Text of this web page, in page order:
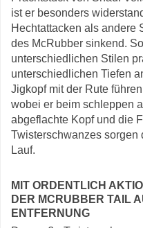
ist er besonders
Hechtattacken als andere
des McRubber sinkend.
unterschiedlichen Stilen
unterschiedlichen Tiefen
Jigkopf mit der Rute
wobei er beim schleppen
abgeflachte Kopf und die
Twisterschwanzes sorgen
Lauf.
MIT ORDENTLICH
DER MCRUBBER TAIL
NTFERNUNG